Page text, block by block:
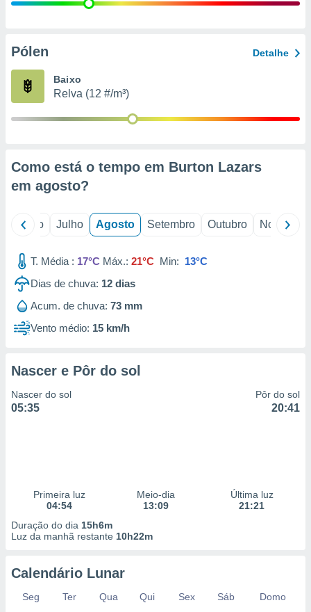
e
de
Pólen Detalhe
Baixo
Relva (12 #/m³)
Como está o tempo em Burton Lazars
em agosto?
Junho Julho Agosto Setembro Outubro Novembro
T. Média : 17°C Máx.: 21°C Min: 13°C
Dias de chuva: 12 dias
Acum. de chuva: 73 mm
Vento médio: 15 km/h
Nascer e Pôr do sol
Nascer do sol
05:35
Pôr do sol
20:41
Primeira luz
04:54
Meio-dia
13:09
Última luz
21:21
Duração do dia 15h6m
Luz da manhã restante 10h22m
Calendário Lunar
Seg Ter Qua Qui Sex Sáb
Domo